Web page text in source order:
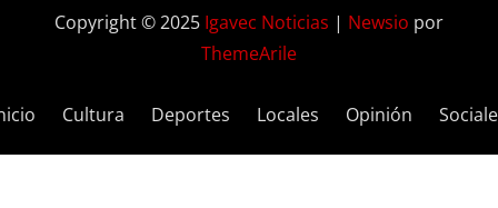
Copyright © 2025 Igavec Noticias | Newsio por
ThemeArile
Cultura Deportes Locales Opinión